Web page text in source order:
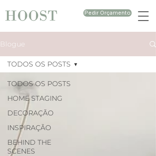
Pedir Orçamento
Blogue
TODOS OS POSTS
HOME STAGING
DECORAÇÃO
INSPIRAÇÃO
BEHIND THE
SCENES
TODOS OS POSTS